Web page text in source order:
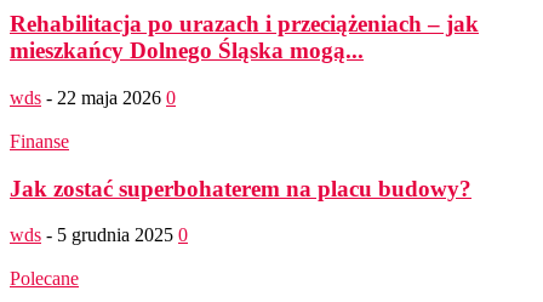
Rehabilitacja po urazach i przeciążeniach – jak
mieszkańcy Dolnego Śląska mogą...
wds - 22 maja 2026 0
Finanse
Jak zostać superbohaterem na placu budowy?
wds - 5 grudnia 2025 0
Polecane